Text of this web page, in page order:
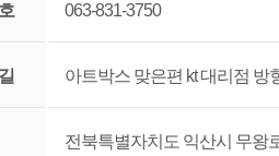
063-831-3750
아트박스 맞은편 kt 대리점 방
전북특별자치도 익산시 무왕